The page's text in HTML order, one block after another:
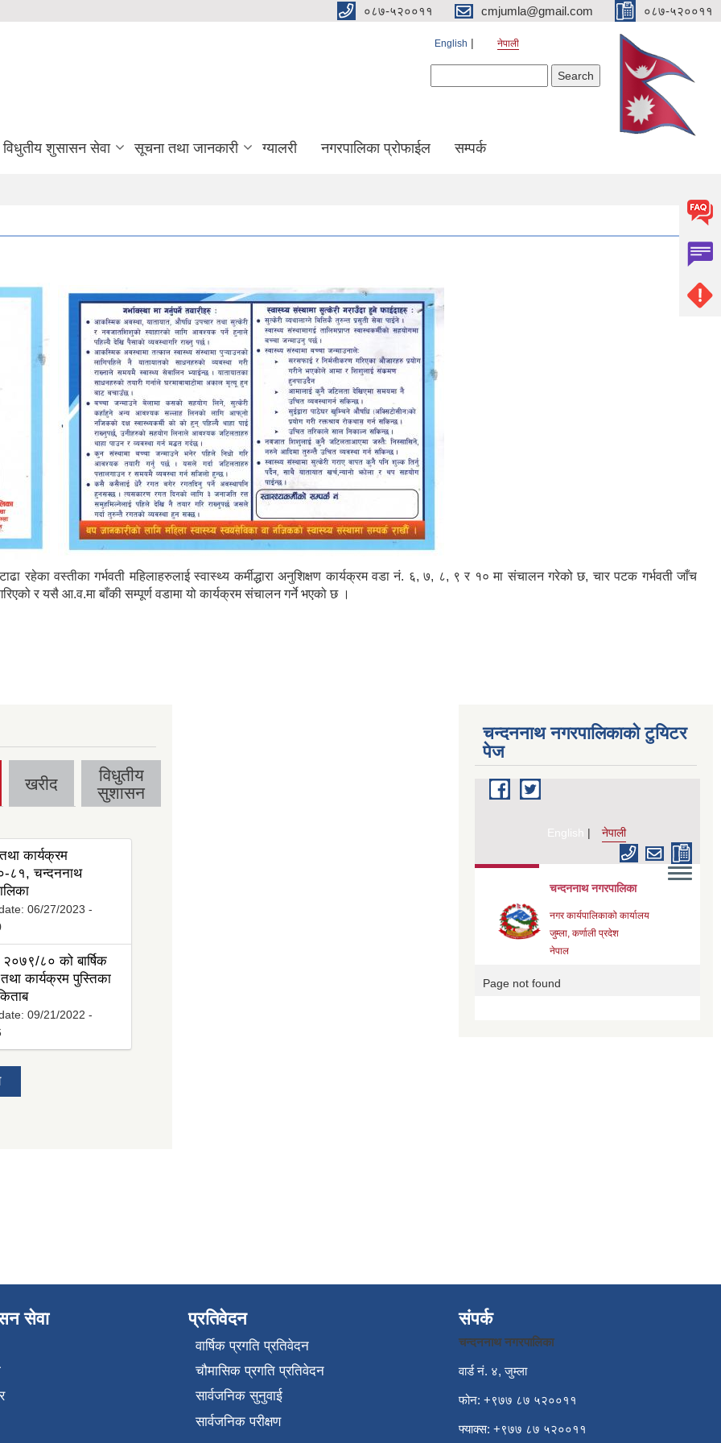
०८७-५२००११ cmjumla@gmail.com ०८७-५२००११
English नेपाली
विधुतीय शुसासन सेवा सूचना तथा जानकारी ग्यालरी नगरपालिका प्रोफाईल सम्पर्क
रहेका वस्तीका गर्भवती महिलाहरुलाई स्वास्थ्य कर्मीद्धारा अनुशिक्षण कार्यक्रम वडा नं. ६, ७, ८, ९ र १० मा संचालन गरेको छ, चार पटक गर्भवती जाँच
र यसै आ.व.मा बाँकी सम्पूर्ण वडामा यो कार्यक्रम संचालन गर्ने भएको छ ।
खरीद
विधुतीय
सुशासन
कार्यक्रम
८१, चन्दननाथ
06/27/2023 -
८० को बार्षिक
कार्यक्रम पुस्तिका
09/21/2022 -
चन्दननाथ नगरपालिकाको टुयिटर
पेज
सेवा प्रतिवेदन
वार्षिक प्रगति प्रतिवेदन
चौमासिक प्रगति प्रतिवेदन
सार्वजनिक सुनुवाई
सार्वजनिक परीक्षण
संपर्क
चन्दननाथ नगरपालिका
वार्ड नं. ४, जुम्ला
फोन: +९७७ ८७ ५२००११
फ्याक्स: +९७७ ८७ ५२००११